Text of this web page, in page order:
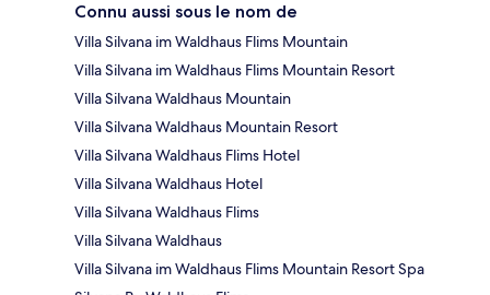
Connu aussi sous le nom de
Villa Silvana im Waldhaus Flims Mountain
Villa Silvana im Waldhaus Flims Mountain Resort
Villa Silvana Waldhaus Mountain
Villa Silvana Waldhaus Mountain Resort
Villa Silvana Waldhaus Flims Hotel
Villa Silvana Waldhaus Hotel
Villa Silvana Waldhaus Flims
Villa Silvana Waldhaus
Villa Silvana im Waldhaus Flims Mountain Resort Spa